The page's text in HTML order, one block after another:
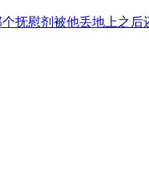
抚慰剂被他丢地上之后